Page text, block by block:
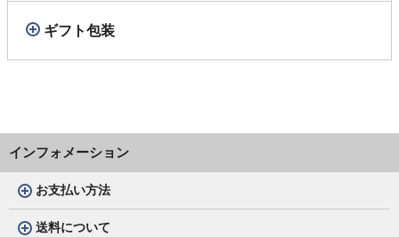
ギフト包装
インフォメーション
お支払い方法
送料について